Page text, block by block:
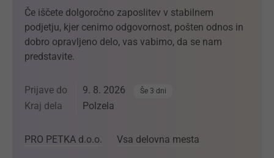
Če iščete dolgoročno zaposlitev v stabilnem
podjetju, kjer cenimo odgovornost, pošten odnos in
dobro opravljeno delo, vas vabimo, da se nam
predstavite.
Prijave do 9. 8. 2026 Še 3 dni
Kraj dela Polzela
PRO PETKA d.o.o. Vsa delovna mesta